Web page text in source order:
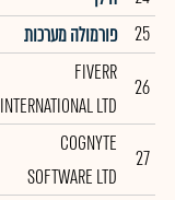
25
פורמולה מערכות
26
FIVERR
INTERNATIONAL LTD
27
COGNYTE
SOFTWARE LTD